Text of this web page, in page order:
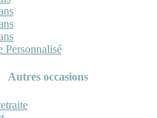
Personnalisé
Autres occasions